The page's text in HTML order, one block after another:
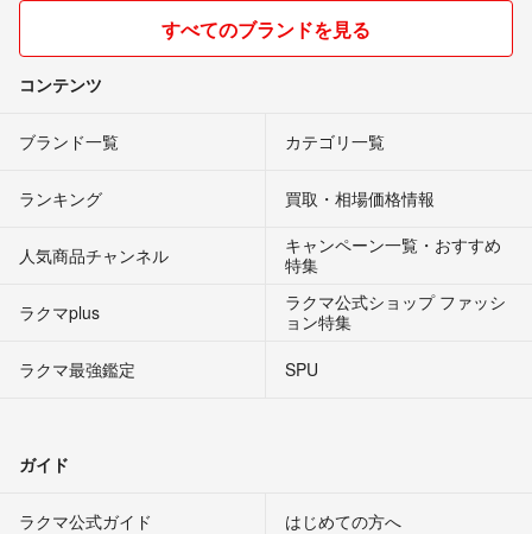
すべてのブランドを見る
コンテンツ
ブランド一覧 カテゴリ一覧
ランキング 買取・相場価格情報
人気商品チャンネル
キャンペーン一覧・おすすめ
特集
ラクマplus
ラクマ公式ショップ ファッシ
ョン特集
ラクマ最強鑑定
SPU
ガイド
ラクマ公式ガイド はじめての方へ